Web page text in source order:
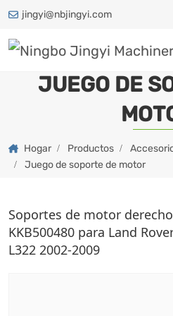
jingyi@nbjingyi.com
JUEGO DE
Hogar Productos
Juego de soporte de motor
Soportes de motor derecho
KKB500480 para Land
L322 2002-2009